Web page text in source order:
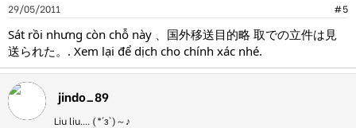
29/05/2011 #5
Sát rồi nhưng còn chỗ này 、国外移送目的略 取での立件は見
送られた。. Xem lại để dịch cho chính xác nhé.
jindo_89
Liu liu.... (*´з`)～♪